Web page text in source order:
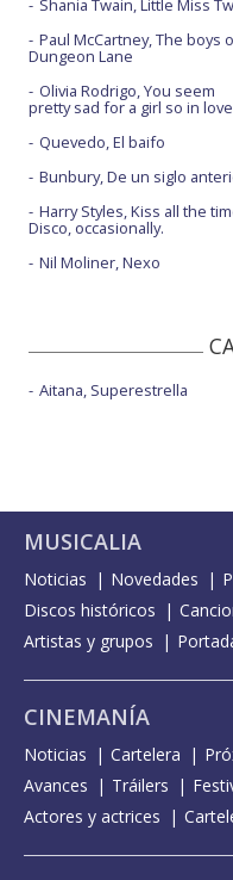
Shania Twain, Little Miss
Paul McCartney, The boys
Dungeon Lane
Olivia Rodrigo, You seem
pretty sad for a girl so in love
Quevedo, El baifo
Bunbury, De un siglo
Harry Styles, Kiss all the
Disco, occasionally.
Nil Moliner, Nexo
Aitana, Superestrella
MUSICALIA
Noticias Novedades
Discos históricos
Artistas y grupos
CINEMANÍA
Noticias Cartelera
Avances
Tráilers
Actores y actrices